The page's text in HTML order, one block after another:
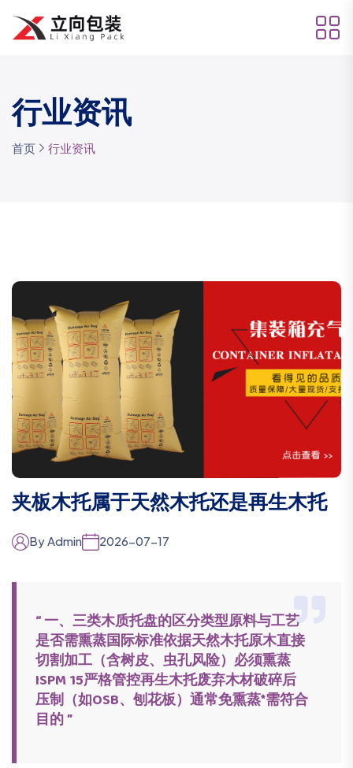
行业资讯
首页 行业资讯
夹板木托属于天然木托还是再生木托
By Admin 2026-07-17
“ 一、三类木质托盘的区分类型原料与工艺
是否需熏蒸国际标准依据天然木托原木直接
切割加工（含树皮、虫孔风险）必须熏蒸
ISPM 15严格管控再生木托废弃木材破碎后
压制（如OSB、刨花板）通常免熏蒸*需符合
目的 ”